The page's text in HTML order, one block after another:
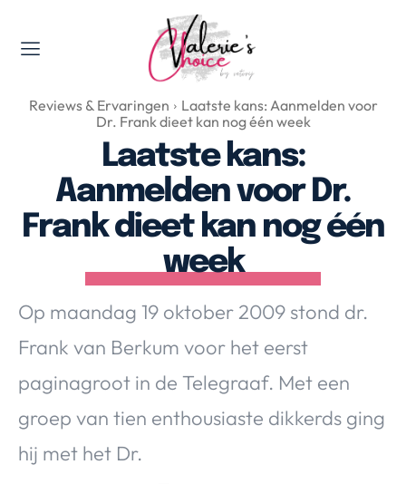
Valerie's Topics
Travel & Culture
Food & Drinks
Happyness & Opmerkelijk
Lifestyle, Sport & Duurzaamheid
Gadgets & Tech
Top 5 van Valerie
Health & Beauty
Huis & Tuin
Nieuws & Media
Over Valerie
Reviews & Ervaringen
Laatste kans: Aanmelden voor
Dr. Frank dieet kan nog één week
Laatste kans:
Aanmelden voor Dr.
Frank dieet kan nog één
week
Op maandag 19 oktober 2009 stond dr.
Frank van Berkum voor het eerst
paginagroot in de Telegraaf. Met een
groep van tien enthousiaste dikkerds ging
hij met het Dr.